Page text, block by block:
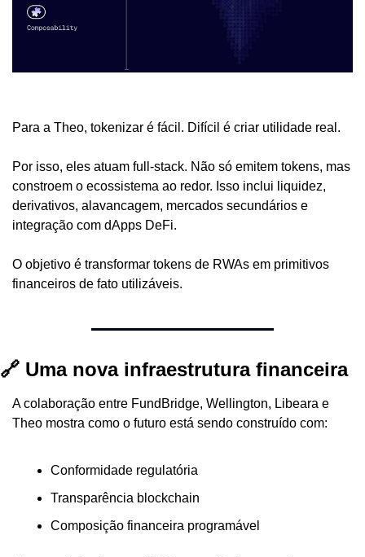
Para a Theo, tokenizar é fácil. Difícil é criar utilidade real.
Por isso, eles atuam full-stack. Não só emitem tokens, mas
constroem o ecossistema ao redor. Isso inclui liquidez,
derivativos, alavancagem, mercados secundários e
integração com dApps DeFi.
O objetivo é transformar tokens de RWAs em primitivos
financeiros de fato utilizáveis.
🔗 Uma nova infraestrutura financeira
A colaboração entre FundBridge, Wellington, Libeara e
Theo mostra como o futuro está sendo construído com:
Conformidade regulatória
Transparência blockchain
Composição financeira programável